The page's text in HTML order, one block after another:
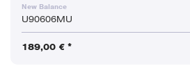
New Balance
U90606MU
189,00 € *